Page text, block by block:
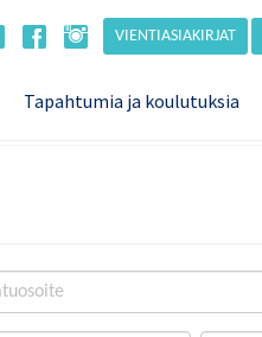
VIENTIASIAKIRJAT
Tapahtumia ja koulutuksia